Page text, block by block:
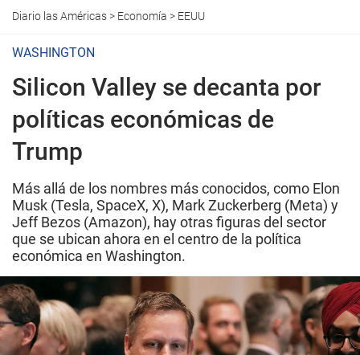
Diario las Américas> Economía > EEUU
WASHINGTON
Silicon Valley se decanta por
políticas económicas de
Trump
Más allá de los nombres más conocidos, como Elon
Musk (Tesla, SpaceX, X), Mark Zuckerberg (Meta) y
Jeff Bezos (Amazon), hay otras figuras del sector
que se ubican ahora en el centro de la política
económica en Washington.